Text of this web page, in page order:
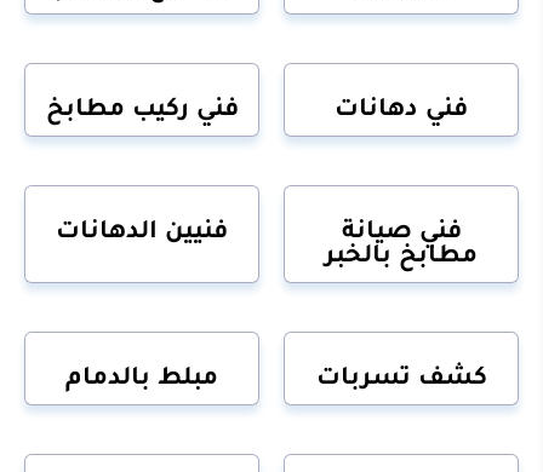
فني دهانات فني ركيب مطابخ
فني صيانة
مطابخ بالخبر
فنيين الدهانات
كشف تسربات مبلط بالدمام